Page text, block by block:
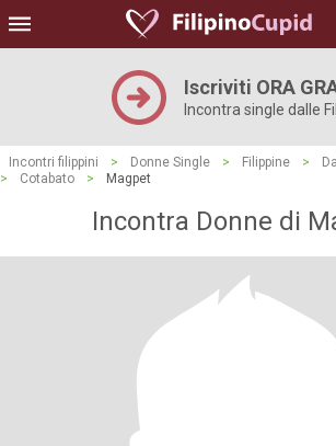
Iscriviti ORA
Incontra single dalle
Incontri filippini > Donne Single > Filippine >
>
Cotabato > Magpet
Incontra Donne di